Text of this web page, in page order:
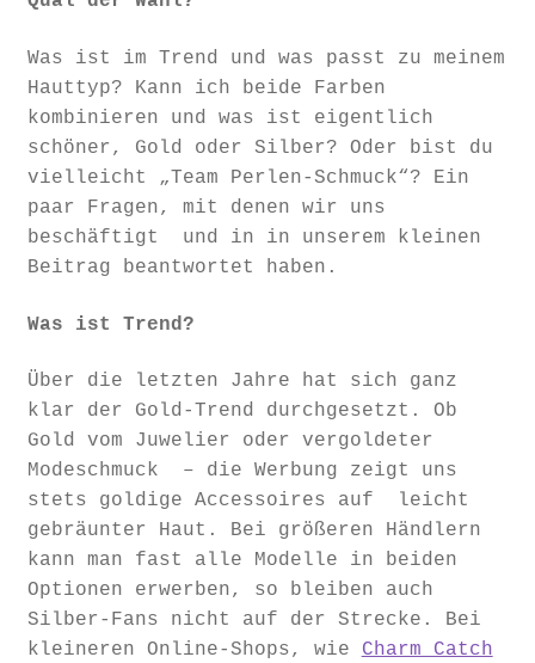
Was ist im Trend und was passt zu meinem
Hauttyp? Kann ich beide Farben
kombinieren und was ist eigentlich
schöner, Gold oder Silber? Oder bist du
vielleicht „Team Perlen-Schmuck“? Ein
paar Fragen, mit denen wir uns
beschäftigt und in in unserem kleinen
Beitrag beantwortet haben.
Was ist Trend?
Über die letzten Jahre hat sich ganz
klar der Gold-Trend durchgesetzt. Ob
Gold vom Juwelier oder vergoldeter
Modeschmuck – die Werbung zeigt uns
stets goldige Accessoires auf leicht
gebräunter Haut. Bei größeren Händlern
kann man fast alle Modelle in beiden
Optionen erwerben, so bleiben auch
Silber-Fans nicht auf der Strecke. Bei
kleineren Online-Shops, wie Charm Catch